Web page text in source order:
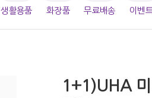
생활용품 화장품 무료배송 이벤
1+1)UHA